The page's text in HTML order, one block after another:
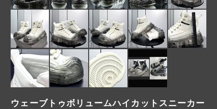
ウェーブトゥボリュームハイカットスニーカー